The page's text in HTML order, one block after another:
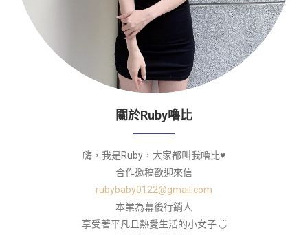
關於Ruby嚕比
嗨，我是Ruby，大家都叫我嚕比♥
合作邀稿歡迎來信
rubybaby0122@gmail.com
本業為幕後行銷人
享受著平凡且熱愛生活的小女子 ◡̈